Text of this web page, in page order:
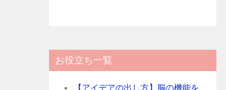
お役立ち一覧
【アイデアの出し方】脳の機能を